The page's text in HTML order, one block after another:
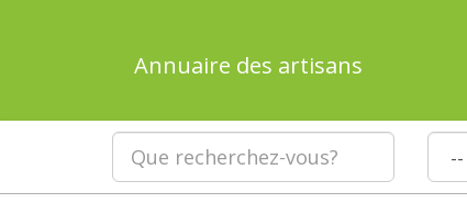
Annuaire des artisans